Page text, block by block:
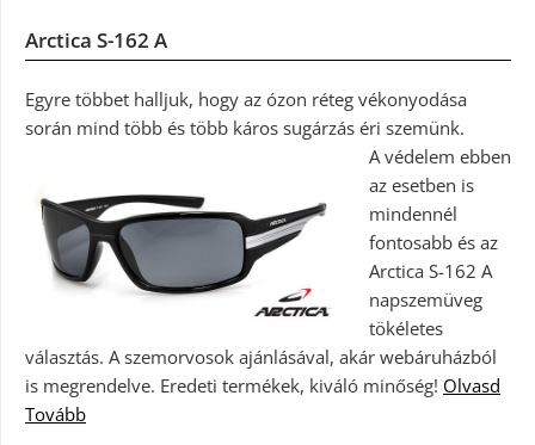
Arctica S-162 A
Egyre többet halljuk, hogy az ózon réteg vékonyodása
során mind több és több káros sugárzás éri szemünk.
A védelem ebben
az esetben is
mindennél
fontosabb és az
Arctica S-162 A
napszemüveg
tökéletes
választás. A szemorvosok ajánlásával, akár webáruházból
is megrendelve. Eredeti termékek, kiváló minőség! Olvasd
Tovább